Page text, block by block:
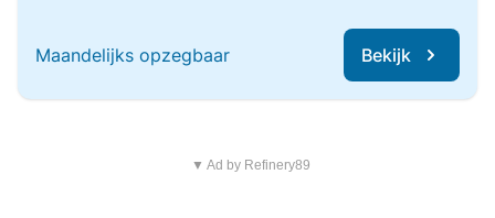
Maandelijks opzegbaar Bekijk
▼ Ad by Refinery89